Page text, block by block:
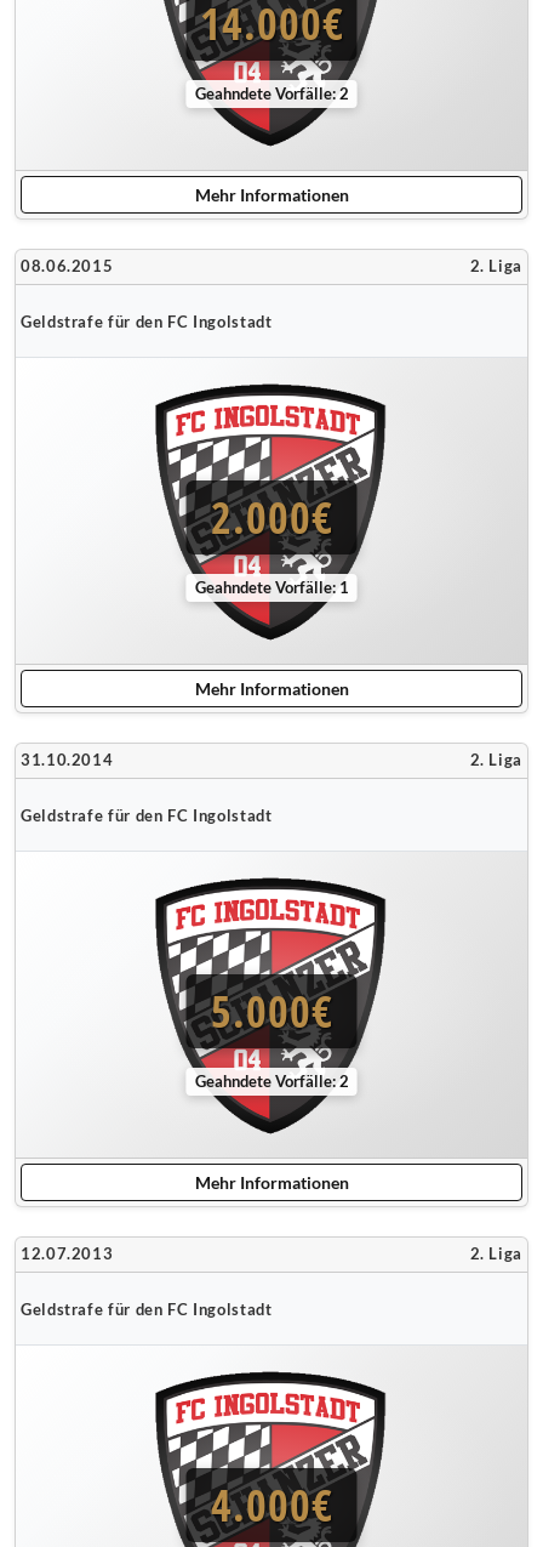
14.000€
Geahndete Vorfälle: 2
Mehr Informationen
08.06.2015 2. Liga
Geldstrafe für den FC Ingolstadt
2.000€
Geahndete Vorfälle: 1
Mehr Informationen
31.10.2014 2. Liga
Geldstrafe für den FC Ingolstadt
5.000€
Geahndete Vorfälle: 2
Mehr Informationen
12.07.2013 2. Liga
Geldstrafe für den FC Ingolstadt
4.000€